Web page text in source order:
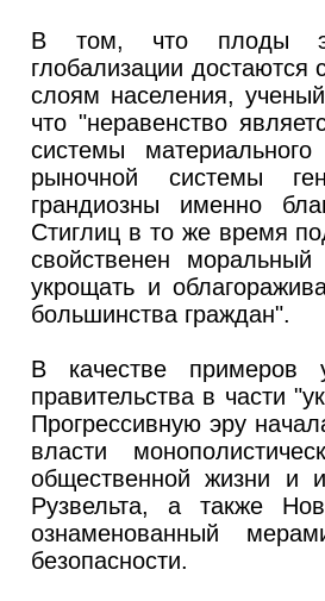
В том, что плоды
глобализации
слоям населения,
что "неравенство
системы
рыночной системы
грандиозны именно
Стиглиц в то же время
свойственен
укрощать и
большинства граждан".
В качестве примеров
правительства в части
Прогрессивную эру
власти
общественной жизни и
Рузвельта, а также
ознаменованный
безопасности.